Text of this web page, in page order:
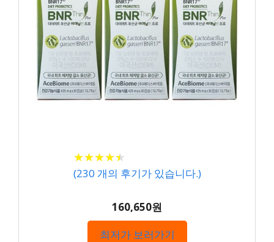
★★★★★
★★★★★
(230 개의 후기가 있습니다.)
160,650원
최저가 보러가기